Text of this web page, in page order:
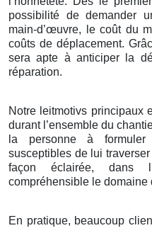
possibilité de demander
main-d’œuvre, le coût du
coûts de déplacement.
sera apte à anticiper la
réparation.
Notre leitmotivs principaux
durant l’ensemble du
la personne à formuler
susceptibles de lui traverser
façon éclairée, dans
compréhensible le domaine
En pratique, beaucoup